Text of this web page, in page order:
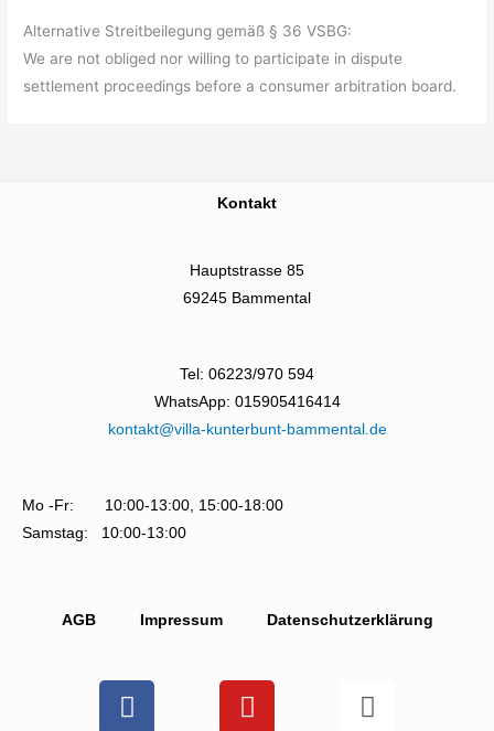
Alternative Streitbeilegung gemäß § 36 VSBG:
We are not obliged nor willing to participate in dispute
settlement proceedings before a consumer arbitration board.
Kontakt
Hauptstrasse 85
69245 Bammental
Tel: 06223/970 594
WhatsApp: 015905416414
kontakt@villa-kunterbunt-bammental.de
Mo -Fr: 10:00-13:00, 15:00-18:00
Samstag: 10:00-13:00
AGB Impressum Datenschutzerklärung
F
a
Y
o
n